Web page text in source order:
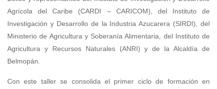
Agrícola del Caribe (CARDI – CARICOM), del Instituto de
Investigación y Desarrollo de la Industria Azucarera (SIRDI), del
Ministerio de Agricultura y Soberanía Alimentaria, del Instituto de
Agricultura y Recursos Naturales (ANRI) y de la Alcaldía de
Belmopán.
Con este taller se consolida el primer ciclo de formación en